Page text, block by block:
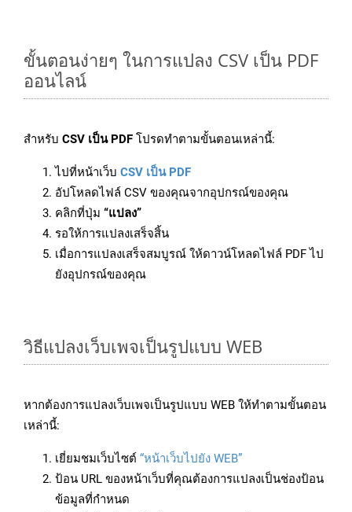
ขั้นตอนง่ายๆ ในการแปลง CSV เป็น PDF
ออนไลน์
สำหรับ CSV เป็น PDF โปรดทำตามขั้นตอนเหล่านี้:
ไปที่หน้าเว็บ CSV เป็น PDF
อัปโหลดไฟล์ CSV ของคุณจากอุปกรณ์ของคุณ
คลิกที่ปุ่ม “แปลง”
รอให้การแปลงเสร็จสิ้น
เมื่อการแปลงเสร็จสมบูรณ์ ให้ดาวน์โหลดไฟล์ PDF ไป
ยังอุปกรณ์ของคุณ
วิธีแปลงเว็บเพจเป็นรูปแบบ WEB
หากต้องการแปลงเว็บเพจเป็นรูปแบบ WEB ให้ทำตามขั้นตอน
เหล่านี้:
เยี่ยมชมเว็บไซต์ “หน้าเว็บไปยัง WEB”
ป้อน URL ของหน้าเว็บที่คุณต้องการแปลงเป็นช่องป้อน
ข้อมูลที่กำหนด